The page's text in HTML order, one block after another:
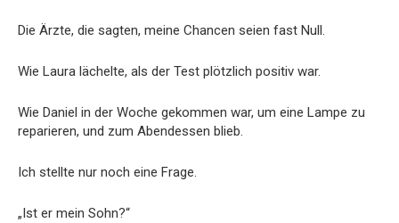
Die Ärzte, die sagten, meine Chancen seien fast Null.
Wie Laura lächelte, als der Test plötzlich positiv war.
Wie Daniel in der Woche gekommen war, um eine Lampe zu
reparieren, und zum Abendessen blieb.
Ich stellte nur noch eine Frage.
„Ist er mein Sohn?“